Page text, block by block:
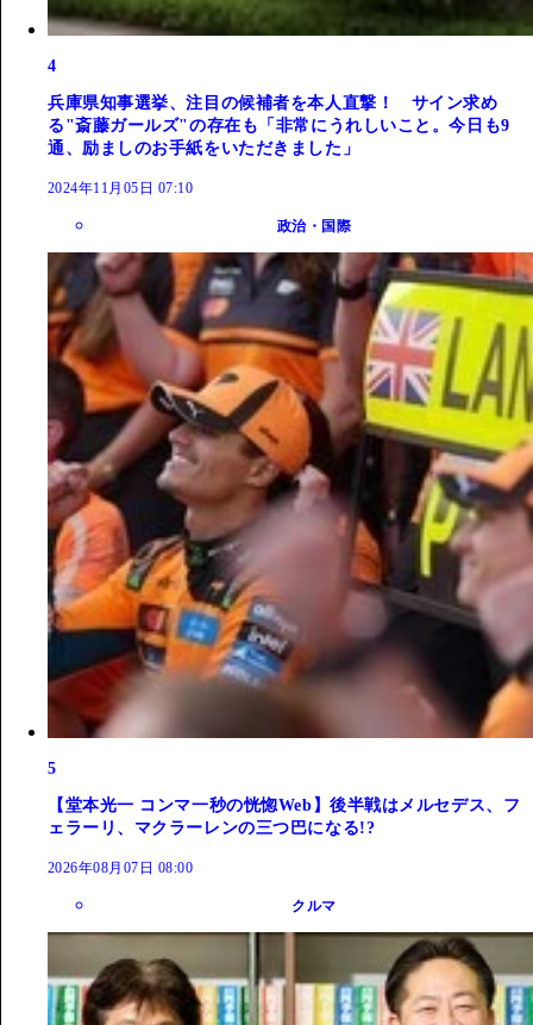
4
兵庫県知事選挙、注目の候補者を本人直撃！ サイン求め
る"斎藤ガールズ"の存在も「非常にうれしいこと。今日も9
通、励ましのお手紙をいただきました」
2024年11月05日 07:10
政治・国際
5
【堂本光一 コンマ一秒の恍惚Web】後半戦はメルセデス、フ
ェラーリ、マクラーレンの三つ巴になる!?
2026年08月07日 08:00
クルマ